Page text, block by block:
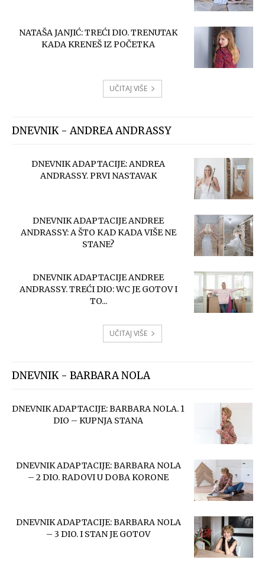
NATAŠA JANJIĆ: TREĆI DIO. TRENUTAK
KADA KRENEŠ IZ POČETKA
UČITAJ VIŠE
DNEVNIK - ANDREA ANDRASSY
DNEVNIK ADAPTACIJE: ANDREA
ANDRASSY. PRVI NASTAVAK
DNEVNIK ADAPTACIJE ANDREE
ANDRASSY: A ŠTO KAD KADA VIŠE NE
STANE?
DNEVNIK ADAPTACIJE ANDREE
ANDRASSY. TREĆI DIO: WC JE GOTOV I
TO...
UČITAJ VIŠE
DNEVNIK - BARBARA NOLA
DNEVNIK ADAPTACIJE: BARBARA NOLA. 1
DIO – KUPNJA STANA
DNEVNIK ADAPTACIJE: BARBARA NOLA
– 2 DIO. RADOVI U DOBA KORONE
DNEVNIK ADAPTACIJE: BARBARA NOLA
– 3 DIO. I STAN JE GOTOV